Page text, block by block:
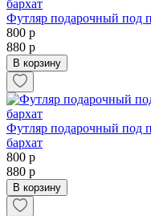
Футляр подарочный под
800 р
880 р
В корзину
Футляр подарочный под
бархат
800 р
880 р
В корзину